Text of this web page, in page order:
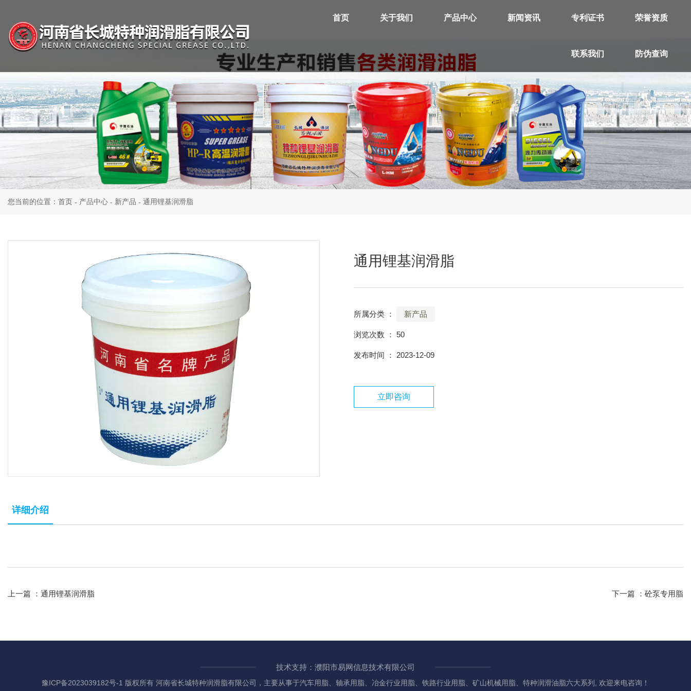
首页 关于我们 产品中心 新闻资讯 专利证书 荣誉资质
联系我们 防伪查询
您当前的位置：首页 - 产品中心 - 新产品 - 通用锂基润滑脂
通用锂基润滑脂
所属分类 ： 新产品
浏览次数 ： 50
发布时间 ： 2023-12-09
立即咨询
详细介绍
上一篇 ： 通用锂基润滑脂 下一篇 ： 砼泵专用脂
技术支持：濮阳市易网信息技术有限公司
豫ICP备2023039182号-1 版权所有 河南省长城特种润滑脂有限公司，主要从事于汽车用脂、轴承用脂、冶金行业用脂、铁路行业用脂、矿山机械用脂、特种润滑油脂六大系列, 欢迎来电咨询！